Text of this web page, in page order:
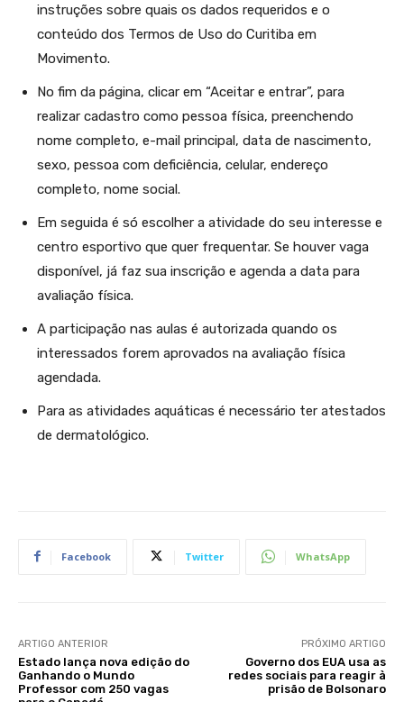
instruções sobre quais os dados requeridos e o
conteúdo dos Termos de Uso do Curitiba em
Movimento.
No fim da página, clicar em “Aceitar e entrar”, para
realizar cadastro como pessoa física, preenchendo
nome completo, e-mail principal, data de nascimento,
sexo, pessoa com deficiência, celular, endereço
completo, nome social.
Em seguida é só escolher a atividade do seu interesse e
centro esportivo que quer frequentar. Se houver vaga
disponível, já faz sua inscrição e agenda a data para
avaliação física.
A participação nas aulas é autorizada quando os
interessados forem aprovados na avaliação física
agendada.
Para as atividades aquáticas é necessário ter atestados
de dermatológico.
Facebook Twitter WhatsApp
ARTIGO ANTERIOR
Estado lança nova edição do
Ganhando o Mundo
Professor com 250 vagas
PRÓXIMO ARTIGO
Governo dos EUA usa as
redes sociais para reagir à
prisão de Bolsonaro